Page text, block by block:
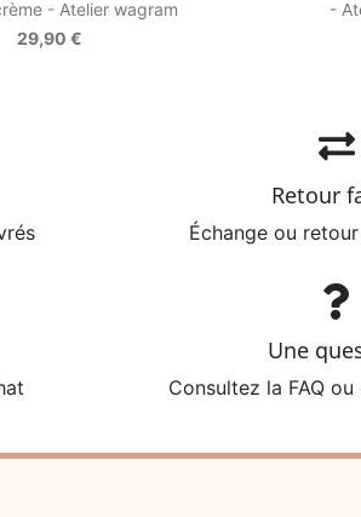
- Atelier wagram
29,90 €
-
Retour
Échange ou
Une
Consultez la FAQ